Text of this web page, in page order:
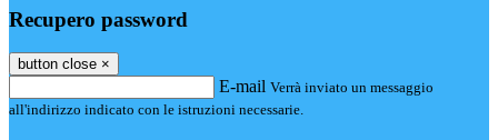
Recupero password
button close ×
E-mail Verrà inviato un messaggio
all'indirizzo indicato con le istruzioni necessarie.